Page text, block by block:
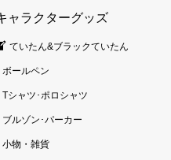
ャラクターグッズ
ていたん&ブラックていたん
ボールペン
Tシャツ･ポロシャツ
ブルゾン･パーカー
小物・雑貨